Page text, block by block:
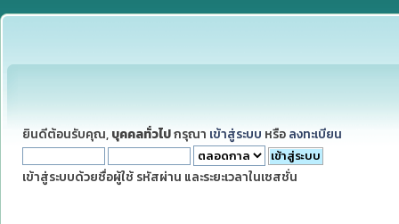
ยินดีต้อนรับคุณ, บุคคลทั่วไปกรุณา เข้าสู่ระบบ หรือ ลงทะเบียน
เข้าสู่ระบบด้วยชื่อผู้ใช้ รหัสผ่าน และระยะเวลาในเซสชั่น